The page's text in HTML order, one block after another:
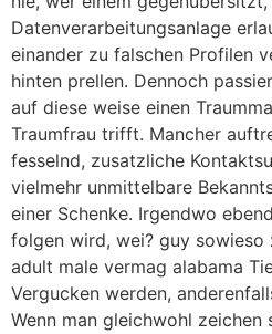
Datenverarbeitungsanlage
einander zu falschen Profilen
hinten prellen. Dennoch
auf diese weise einen
Traumfrau trifft. Mancher
fesselnd, zusatzliche
vielmehr unmittelbare
einer Schenke. Irgendwo
folgen wird, wei? guy sowieso
adult male vermag alabama
Vergucken werden,
Wenn man gleichwohl